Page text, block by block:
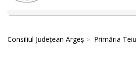
Consiliul Județean Argeș Primăria Teiu